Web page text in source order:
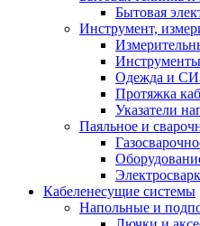
Бытовая
Инструмент,
Инструменты
Одежда и
Протяжка
Указатели
Паяльное и
Кабеленесущие системы
Напольные и